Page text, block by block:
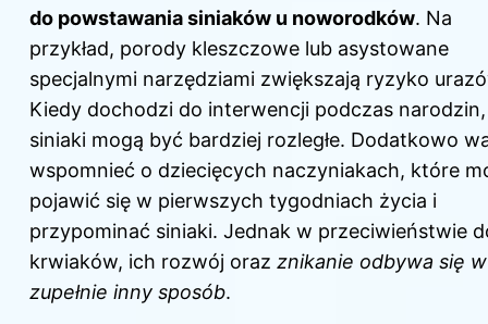
do powstawania siniaków u noworodków. Na
przykład, porody kleszczowe lub asystowane
specjalnymi narzędziami zwiększają ryzyko
Kiedy dochodzi do interwencji podczas narodzin,
siniaki mogą być bardziej rozległe. Dodatkowo
wspomnieć o dziecięcych naczyniakach, które
pojawić się w pierwszych tygodniach życia i
przypominać siniaki. Jednak w przeciwieństwie
krwiaków, ich rozwój oraz znikanie odbywa się w
zupełnie inny sposób.